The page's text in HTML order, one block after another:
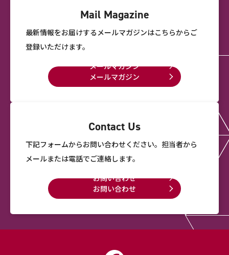
Mail Magazine
最新情報をお届けするメールマガジンはこちらからご
登録いただけます。
メールマガジン
メールマガジン
Contact Us
下記フォームからお問い合わせください。 担当者から
メールまたは電話でご連絡します。
お問い合わせ
お問い合わせ